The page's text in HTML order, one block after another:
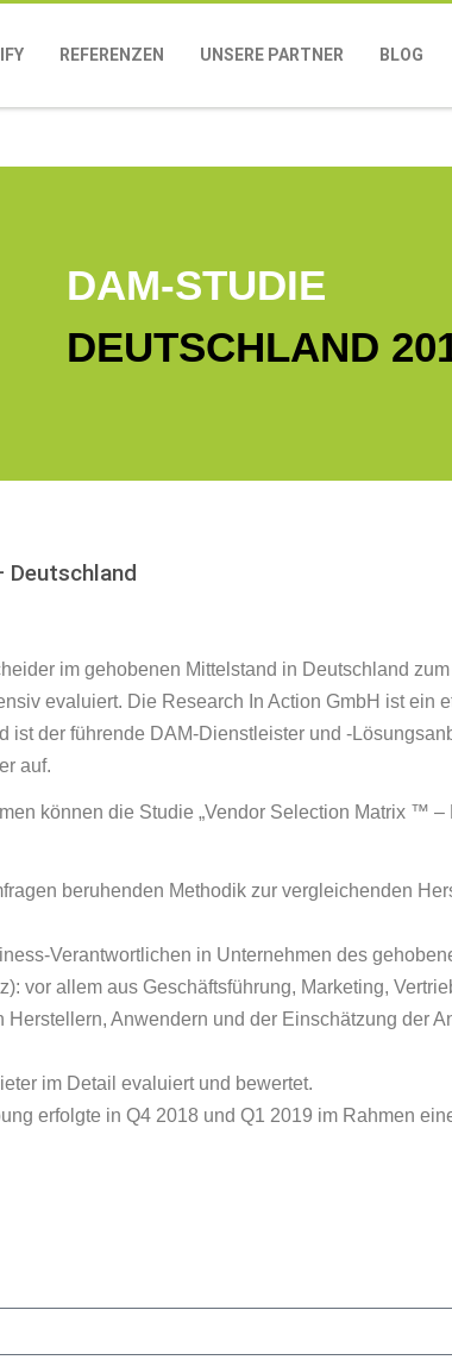
REFERENZEN UNSERE PARTNER BLOG
DAM-STUDIE
DEUTSCHLAND
im gehobenen Mittelstand in Deutschland
evaluiert. Die Research In Action GmbH ist ein
der führende DAM-Dienstleister und -
auf.
können die Studie „Vendor Selection Matrix ™
beruhenden Methodik zur vergleichenden
Verantwortlichen in Unternehmen des
vor allem aus Geschäftsführung, Marketing,
Anwendern und der Einschätzung der
im Detail evaluiert und bewertet.
erfolgte in Q4 2018 und Q1 2019 im Rahmen